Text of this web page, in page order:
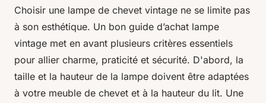
Choisir une lampe de chevet vintage ne se limite pas
à son esthétique. Un bon guide d’achat lampe
vintage met en avant plusieurs critères essentiels
pour allier charme, praticité et sécurité. D'abord, la
taille et la hauteur de la lampe doivent être adaptées
à votre meuble de chevet et à la hauteur du lit. Une